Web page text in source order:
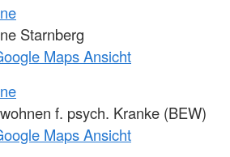
Starnberg
Maps Ansicht
f. psych. Kranke (BEW)
Maps Ansicht